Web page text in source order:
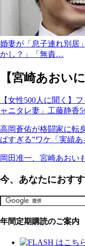
婚妻が「息子連れ別居
かし？」「無責…
【宮崎あおい
【女性500人に聞く】
ャニタレ妻」工藤静香
高岡蒼佑が格闘家に転
ぱすぎる”ワケ「実績あ
岡田准一、宮崎あおい
今、あなたにおす
年間定期購読のご案内